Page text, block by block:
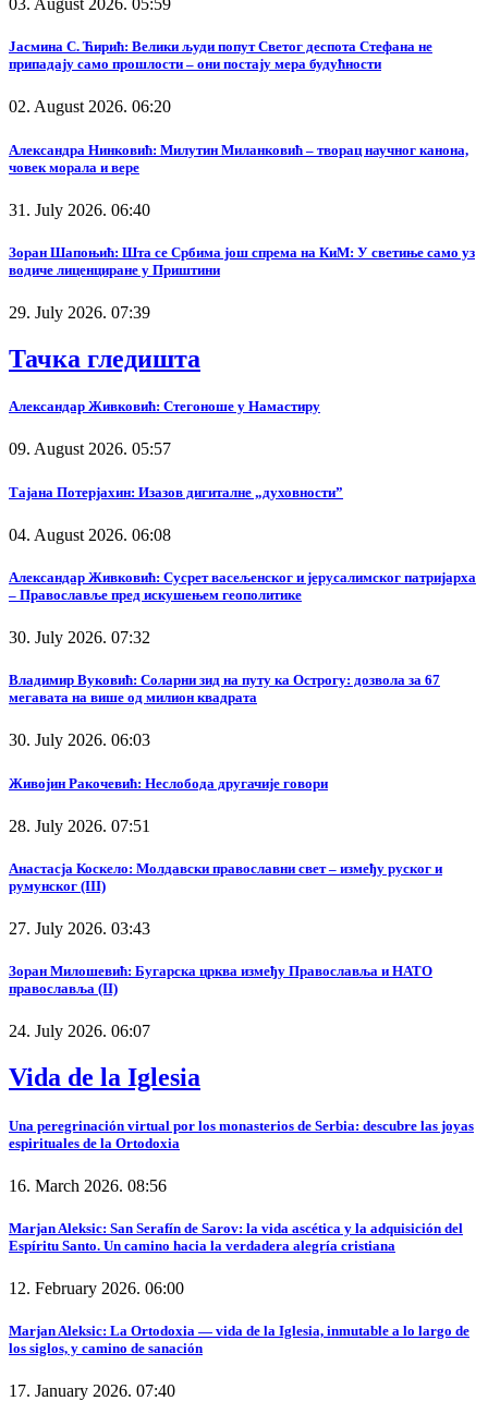
03. August 2026. 05:59
Јасмина С. Ћирић: Велики људи попут Светог деспота Стефана не
припадају само прошлости – они постају мера будућности
02. August 2026. 06:20
Александра Нинковић: Милутин Миланковић – творац научног канона,
човек морала и вере
31. July 2026. 06:40
Зоран Шапоњић: Шта се Србима још спрема на КиМ: У светиње само уз
водиче лиценциране у Приштини
29. July 2026. 07:39
Тачка гледишта
Александар Живковић: Стегоноше у Намастиру
09. August 2026. 05:57
Тајана Потерјахин: Изазов дигиталне „духовности”
04. August 2026. 06:08
Александар Живковић: Сусрет васељенског и јерусалимског патријарха
– Православље пред искушењем геополитике
30. July 2026. 07:32
Владимир Вуковић: Соларни зид на путу ка Острогу: дозвола за 67
мегавата на више од милион квадрата
30. July 2026. 06:03
Живојин Ракочевић: Неслобода другачије говори
28. July 2026. 07:51
Анастасја Коскело: Молдавски православни свет – између руског и
румунског (III)
27. July 2026. 03:43
Зоран Милошевић: Бугарска црква између Православља и НАТО
православља (II)
24. July 2026. 06:07
Vida de la Iglesia
Una peregrinación virtual por los monasterios de Serbia: descubre las joyas
espirituales de la Ortodoxia
16. March 2026. 08:56
Marjan Aleksic: San Serafín de Sarov: la vida ascética y la adquisición del
Espíritu Santo. Un camino hacia la verdadera alegría cristiana
12. February 2026. 06:00
Marjan Aleksic: La Ortodoxia — vida de la Iglesia, inmutable a lo largo de
los siglos, y camino de sanación
17. January 2026. 07:40